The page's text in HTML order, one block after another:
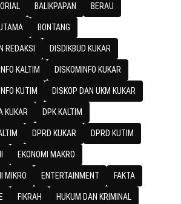
BALIKPAPAN BERAU
BONTANG
REDAKSI DISDIKBUD KUKAR
KALTIM DISKOMINFO KUKAR
KUTIM DISKOP DAN UKM KUKAR
KUKAR DPK KALTIM
DPRD KUKAR DPRD KUTIM
EKONOMI MAKRO
MIKRO ENTERTAINMENT FAKTA
FIKRAH HUKUM DAN KRIMINAL